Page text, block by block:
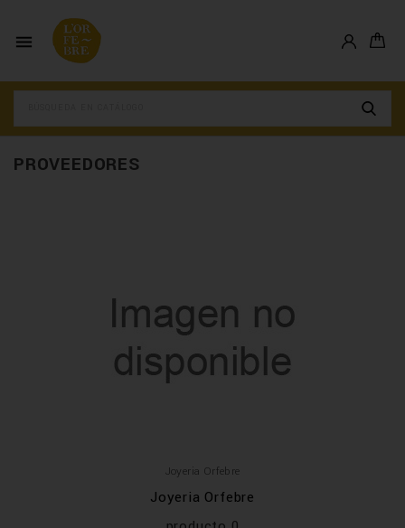

PROVEEDORES
Joyeria Orfebre
Joyeria Orfebre